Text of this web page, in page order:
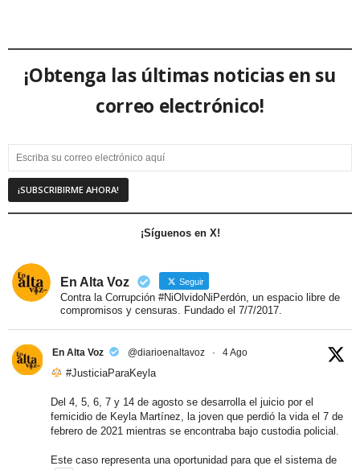
¡Obtenga las últimas noticias en su
correo electrónico!
¡Síguenos en X!
En Alta Voz Seguir
Contra la Corrupción #NiOlvidoNiPerdón, un espacio libre de
compromisos y censuras. Fundado el 7/7/2017.
En Alta Voz @diarioenaltavoz · 4 Ago
#JusticiaParaKeyla
Del 4, 5, 6, 7 y 14 de agosto se desarrolla el juicio por el
femicidio de Keyla Martínez, la joven que perdió la vida el 7 de
febrero de 2021 mientras se encontraba bajo custodia policial.
Este caso representa una oportunidad para que el sistema de